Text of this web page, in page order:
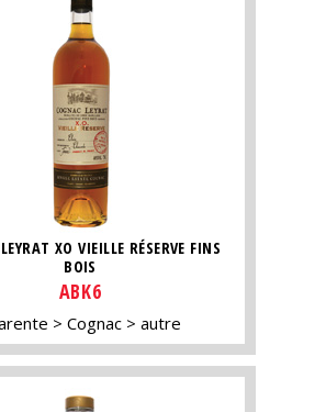
XO VIEILLE RÉSERVE FINS
BOIS
ABK6
Cognac autre